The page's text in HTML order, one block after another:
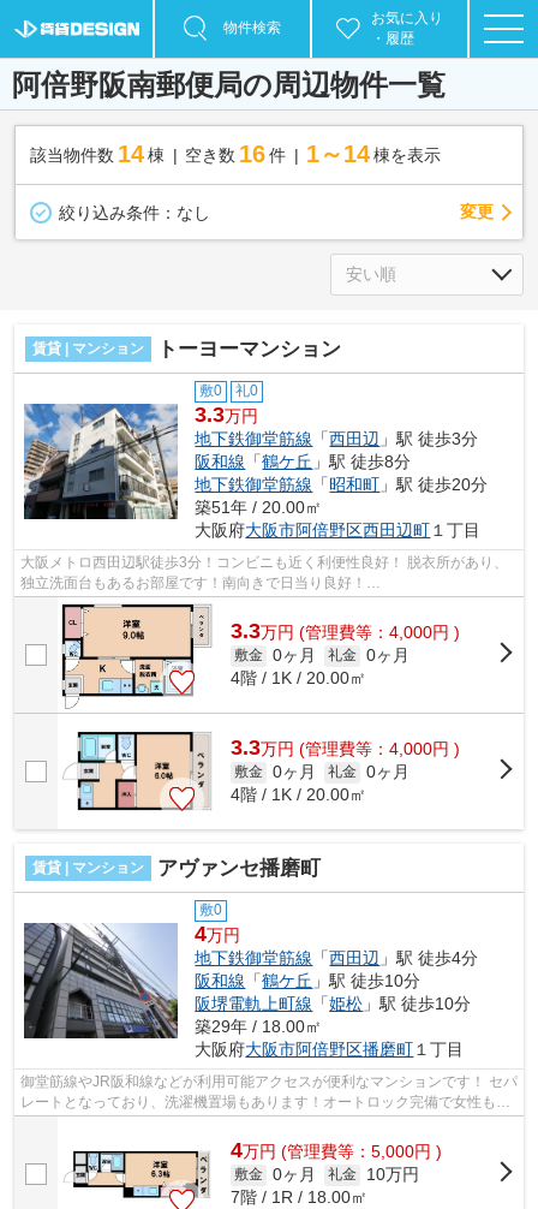
物件検索
お気に入り
・履歴
阿倍野阪南郵便局の周辺物件一覧
該当物件数 14棟 空き数 16 件 1～14 棟を表示
絞り込み条件： なし 変更
賃貸 | マンション トーヨーマンション
敷0 礼0
3.3万円
地下鉄御堂筋線 「西田辺 」駅 徒歩3分
阪和線 「鶴ケ丘 」駅 徒歩8分
地下鉄御堂筋線 「昭和町 」駅 徒歩20分
築51年 / 20.00㎡
大阪府大阪市阿倍野区西田辺町 １丁目
大阪メトロ西田辺駅徒歩3分！コンビニも近く利便性良好！ 脱衣所があり、
独立洗面台もあるお部屋です！南向きで日当り良好！
■□■□■□■□■□■□■□■□■□■□■□■□■□■□■□■□■□■□■□■□ ご覧いただき...
3.3万円 (管理費等：4,000円 )
敷金 0ヶ月 礼金 0ヶ月
4階 / 1K / 20.00㎡
3.3万円 (管理費等：4,000円 )
敷金 0ヶ月 礼金 0ヶ月
4階 / 1K / 20.00㎡
賃貸 | マンション アヴァンセ播磨町
敷0
4万円
地下鉄御堂筋線 「西田辺 」駅 徒歩4分
阪和線 「鶴ケ丘 」駅 徒歩10分
阪堺電軌上町線 「姫松 」駅 徒歩10分
築29年 / 18.00㎡
大阪府大阪市阿倍野区播磨町 １丁目
御堂筋線やJR阪和線などが利用可能アクセスが便利なマンションです！ セパ
レートとなっており、洗濯機置場もあります！オートロック完備で女性も安
心です！ ■□■□■□■□■□■□■□■□■□■□■□■...
4万円 (管理費等：5,000円 )
敷金 0ヶ月 礼金
10万円
7階 / 1R / 18.00㎡